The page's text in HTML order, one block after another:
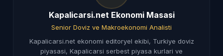
Kapalicarsi.net Ekonomi Masasi
Senior Doviz ve Makroekonomi Analisti
Kapalicarsi.net ekonomi editoryel ekibi, Turkiye doviz
piyasasi, Kapalicarsi serbest piyasa kurlari ve